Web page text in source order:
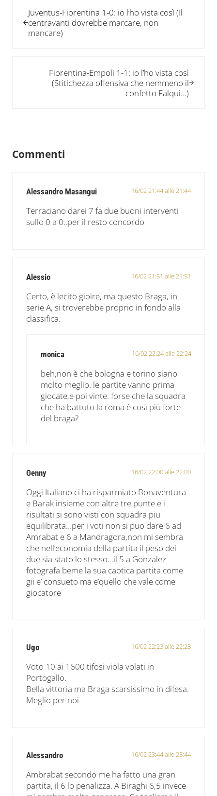
Juventus-Fiorentina 1-0: io l’ho vista così (Il
centravanti dovrebbe marcare, non
mancare)
Fiorentina-Empoli 1-1: io l’ho vista così
(Stitichezza offensiva che nemmeno il
confetto Falqui…)
Commenti
Alessandro Masangui 16/02 21:44 alle 21:44
Terraciano darei 7 fa due buoni interventi
sullo 0 a 0..per il resto concordo
Alessio 16/02 21:51 alle 21:51
Certo, è lecito gioire, ma questo Braga, in
serie A, si troverebbe proprio in fondo alla
classifica.
monica 16/02 22:24 alle 22:24
beh,non è che bologna e torino siano
molto meglio. le partite vanno prima
giocate,e poi vinte. forse che la squadra
che ha battuto la roma è così più forte
del braga?
Genny 16/02 22:00 alle 22:00
Oggi Italiano ci ha risparmiato Bonaventura
e Barak insieme con altre tre punte e i
risultati si sono visti con squadra piu
equilibrata…per i voti non si puo dare 6 ad
Amrabat e 6 a Mandragora,non mi sembra
che nell’economia della partita il peso dei
due sia stato lo stesso…il 5 a Gonzalez
fotografa beme la sua caotica partita come
gii e’ consueto ma e’quello che vale come
giocatore
Ugo 16/02 22:23 alle 22:23
Voto 10 ai 1600 tifosi viola volati in
Portogallo.
Bella vittoria ma Braga scarsissimo in difesa.
Meglio per noi
Alessandro 16/02 23:44 alle 23:44
Ambrabat secondo me ha fatto una gran
partita, il 6 lo penalizza. A Biraghi 6,5 invece